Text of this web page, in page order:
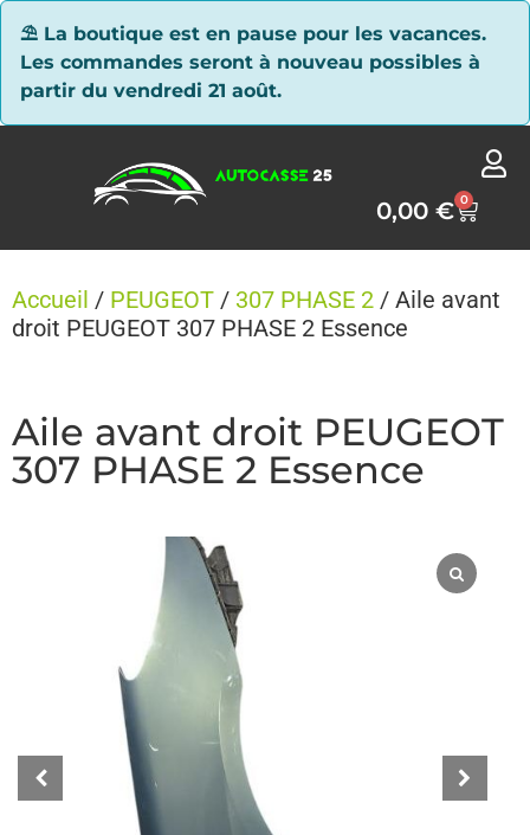
⛱ La boutique est en pause pour les vacances.
Les commandes seront à nouveau possibles à
partir du vendredi 21 août.
0,00€ 0
Accueil / PEUGEOT / 307 PHASE 2 / Aile avant
droit PEUGEOT 307 PHASE 2 Essence
Aile avant droit PEUGEOT
307 PHASE 2 Essence
Panneau de gestion des cookies